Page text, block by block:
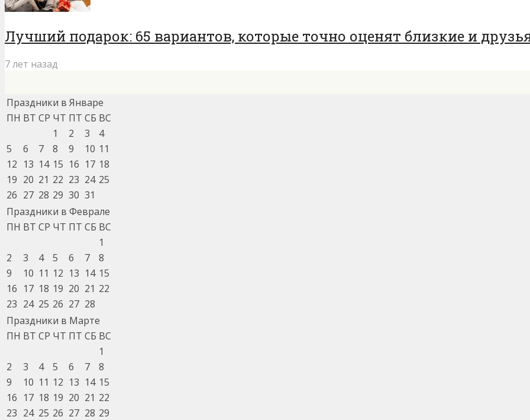
Лучший подарок: 65 вариантов, которые точно оценят близкие и
7 лет назад
Праздники в Январе
ПН ВТ СР ЧТ ПТ СБ ВС
1
2 3
4
5
6 7 8 9 10 11
12 13 14 15 16 17 18
19 20 21 22 23 24 25
26 27 28 29 30 31
Праздники в Феврале
ПН ВТ СР ЧТ ПТ СБ ВС
1
2
3 4 5 6 7
8
9
10 11 12 13 14 15
16 17 18 19 20 21 22
23 24 25 26 27 28
Праздники в Марте
ПН ВТ СР ЧТ ПТ СБ ВС
1
2
3 4 5 6 7
8
9
10 11 12 13 14 15
16 17 18 19 20 21 22
23 24 25 26 27 28 29